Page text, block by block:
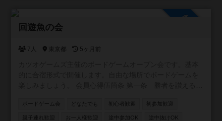
ールとか全然わかんないけど参加してみたい！といった初
心者・人見知りの方も大歓迎！ 皆さまが慣れるまで主催者
がサポートさせていただきますので、ご安心下さい！ 一人
ども達が利用する地区センターの会議室なのでご安心下さ
回遊魚の会
7人 東京都 5ヶ月前
負けると分かっていても全力を尽くすべし(勝者がつまらな
く感じる行為をしてはいけません) 第三条 ゲームに負けて
ボードゲーム会 どなたでも 初心者歓迎 初参加歓迎
親子連れ歓迎 お一人様歓迎 途中参加OK 途中抜けOK